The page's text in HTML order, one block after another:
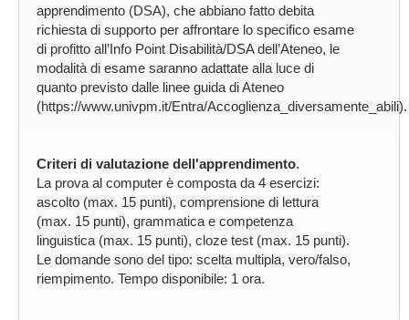
apprendimento (DSA), che abbiano fatto debita
richiesta di supporto per affrontare lo specifico esame
di profitto all’Info Point Disabilità/DSA dell’Ateneo, le
modalità di esame saranno adattate alla luce di
quanto previsto dalle linee guida di Ateneo
(https://www.univpm.it/Entra/Accoglienza_diversamente_abili).
Criteri di valutazione dell'apprendimento.
La prova al computer è composta da 4 esercizi:
ascolto (max. 15 punti), comprensione di lettura
(max. 15 punti), grammatica e competenza
linguistica (max. 15 punti), cloze test (max. 15 punti).
Le domande sono del tipo: scelta multipla, vero/falso,
riempimento. Tempo disponibile: 1 ora.